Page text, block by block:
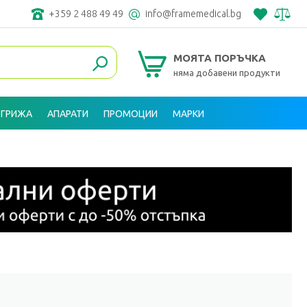
+359 2 488 49 49 info@framemedical.bg
МОЯТА ПОРЪЧКА
няма добавени продукти
АПАРАТИ ПРОМОЦИИ МАРКИ